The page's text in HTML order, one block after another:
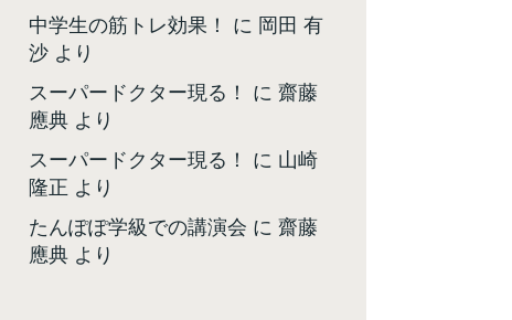
中学生の筋トレ効果！ に 岡田 有
沙 より
スーパードクター現る！ に 齋藤
應典 より
スーパードクター現る！ に 山崎
隆正 より
たんぽぽ学級での講演会 に 齋藤
應典 より